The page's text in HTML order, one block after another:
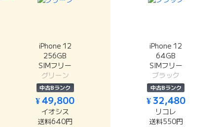
iPhone 12
256GB
SIMフリー
グリーン
中古Bランク
¥ 49,800
イオシス
送料640円
iPhone 12
64GB
SIMフリー
ブラック
中古Bランク
¥ 32,480
リコレ
送料550円